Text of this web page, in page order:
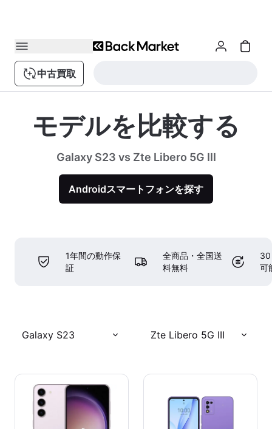
中古買取
モデルを比較する
Galaxy S23 vs Zte Libero 5G III
Androidスマートフォンを探す
1年間の動作保
証
全商品・全国送
料無料
30
可
Galaxy S23 Zte Libero 5G III